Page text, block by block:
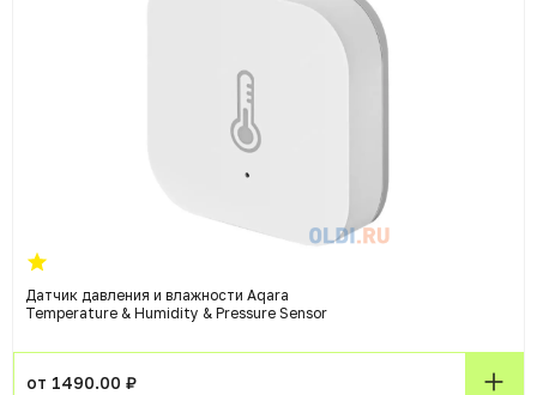
Датчик давления и влажности Aqara
Temperature & Humidity & Pressure Sensor
от 1490.00 ₽